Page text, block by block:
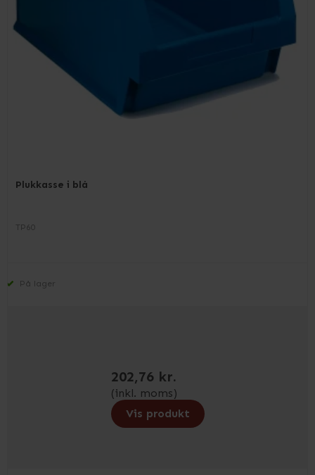
Plukkasse i blå
TP60
På lager
202,76 kr.
(inkl. moms)
Vis produkt